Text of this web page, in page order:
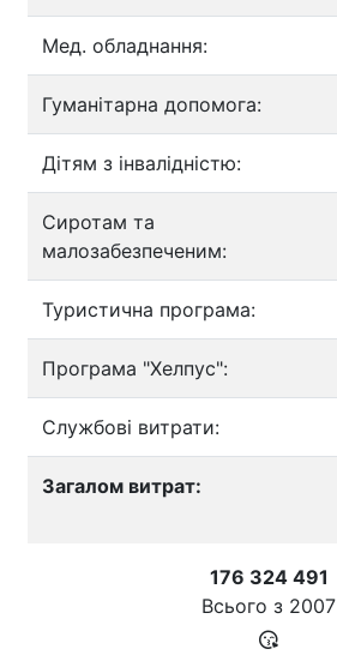
Мед. обладнання:
Гуманітарна допомога:
Дітям з інвалідністю:
Сиротам та
малозабезпеченим:
Туристична програма:
Програма "Хелпус":
Службові витрати:
Загалом витрат:
176 324 491
Всього з 2007